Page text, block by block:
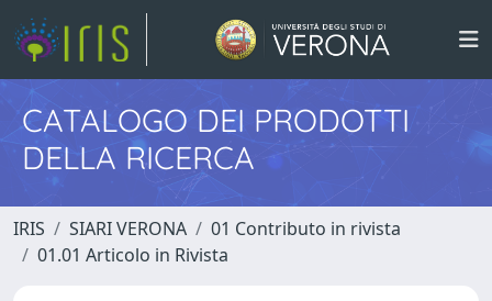
CATALOGO DEI PRODOTTI
DELLA RICERCA
IRIS SIARI VERONA
01 Contributo in rivista
01.01 Articolo in Rivista